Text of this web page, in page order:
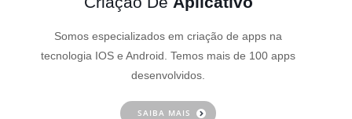
Somos especializados em criação de apps na
tecnologia IOS e Android. Temos mais de 100 apps
desenvolvidos.
SAIBA MAIS